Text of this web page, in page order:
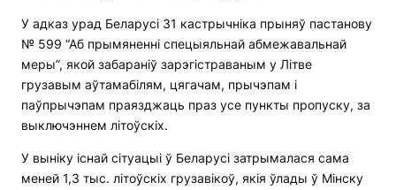
У адказ урад Беларусі 31 кастрычніка прыняў пастанову
№ 599 “Аб прымяненні спецыяльнай абмежавальнай
меры”, якой забараніў зарэгістраваным у Літве
грузавым аўтамабілям, цягачам, прычэпам і
паўпрычэпам праязджаць праз усе пункты пропуску, за
выключэннем літоўскіх.
У выніку існай сітуацыі ў Беларусі затрымалася сама
меней 1,3 тыс. літоўскіх грузавікоў, якія ўлады ў Мінску